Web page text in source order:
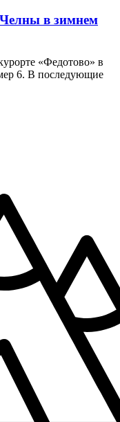
в зимнем
«Федотово» в
6. В последующие